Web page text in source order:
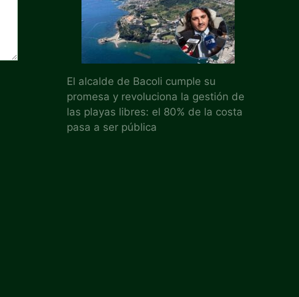
El alcalde de Bacoli cumple su
promesa y revoluciona la gestión de
las playas libres: el 80% de la costa
pasa a ser pública